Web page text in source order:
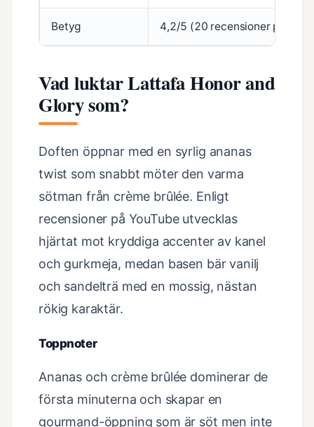
Betyg 4,2/5 (20 recensioner på
Vad luktar Lattafa Honor and
Glory som?
Doften öppnar med en syrlig ananas
twist som snabbt möter den varma
sötman från crème brûlée. Enligt
recensioner på YouTube utvecklas
hjärtat mot kryddiga accenter av kanel
och gurkmeja, medan basen bär vanilj
och sandelträ med en mossig, nästan
rökig karaktär.
Toppnoter
Ananas och crème brûlée dominerar de
första minuterna och skapar en
gourmand-öppning som är söt men inte